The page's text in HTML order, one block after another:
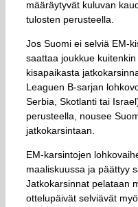
määräytyvät kuluvan
tulosten perusteella.
Jos Suomi ei selviä EM-
saattaa joukkue
kisapaikasta
Leaguen B-sarjan
Serbia, Skotlanti tai
perusteella, nousee
jatkokarsintaan.
EM-karsintojen
maaliskuussa ja päättyy
Jatkokarsinnat pelataan
ottelupäivät selviävät